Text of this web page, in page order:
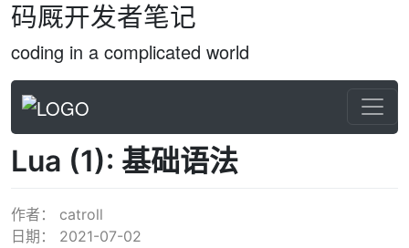
码厩开发者笔记
coding in a complicated world
Lua (1): 基础语法
作者： catroll
日期： 2021-07-02